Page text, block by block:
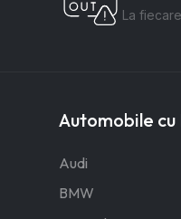
La
Automobile cu
Audi
BMW